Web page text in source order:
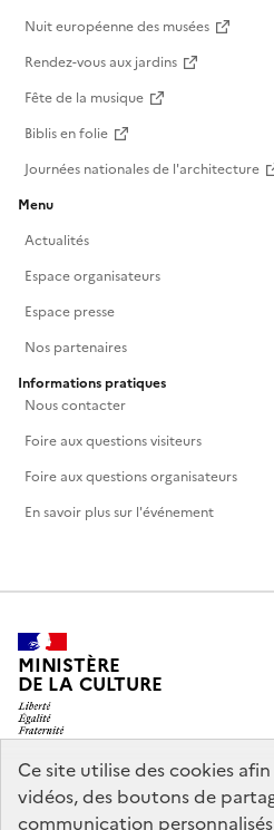
Ce site utilise des cookies
vidéos, des boutons de
communication
Nuit européenne des musées
Rendez-vous aux jardins
Fête de la musique
Biblis en folie
Journées nationales de l'architecture
Menu
Actualités
Espace organisateurs
Espace presse
Nos partenaires
Informations pratiques
Nous contacter
Foire aux questions visiteurs
Foire aux questions organisateurs
En savoir plus sur l'événement
MINISTÈRE
DE LA CULTURE
legifrance.gouv.fr